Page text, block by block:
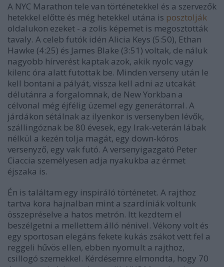
A NYC Marathon tele van történetekkel és a szervezők
hetekkel előtte és még hetekkel utána is posztolják
oldalukon ezeket - a zolis képemet is megosztották
tavaly. A celeb futók idén Alicia Keys (5:50), Ethan
Hawke (4:25) és James Blake (3:51) voltak, de náluk
nagyobb hírverést kaptak azok, akik nyolc vagy
kilenc óra alatt futottak be. Minden verseny után le
kell bontani a pályát, vissza kell adni az utcakát
délutánra a forgalomnak, de New Yorkban a
célvonal még éjfélig üzemel egy generátorral. A
járdákon sétálnak az ilyenkor is versenyben lévők,
szállingóznak be 80 évesek, egy Irak-veterán lábak
nélkül a kezén tolja magát, egy down-kóros
versenyző, egy vak futó. A versenyigazgató Peter
Ciaccia személyesen adja nyakukba az érmet
éjszaka is.
Én is találtam egy inspiráló történetet. A rajthoz
tartva kora hajnalban mint a szardíniák voltunk
összepréselve a hatos metrón. Itt kezdtem el
beszélgetni a mellettem álló nénivel. Vékony volt és
egy sportosan elegáns fekete kukás zsákot vett fel a
reggeli hűvös ellen, ebben nyomult a rajthoz,
csillogó szemekkel. Kérdésemre elmondta, hogy 70